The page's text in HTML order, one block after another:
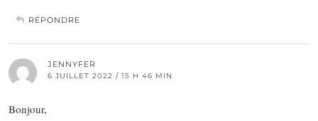
RÉPONDRE
JENNYFER
6 JUILLET 2022 / 15 H 46 MIN
Bonjour,